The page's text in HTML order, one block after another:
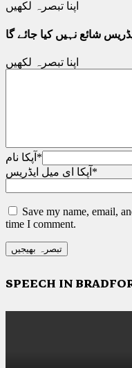
اپنا تبصرہ لکھیں
شائع نہیں کیا جائے گا
اپنا تبصرہ لکھیں
آپکا نام *
آپکا ای میل ایڈریس *
Save my name, email,
time I comment.
SPEECH IN